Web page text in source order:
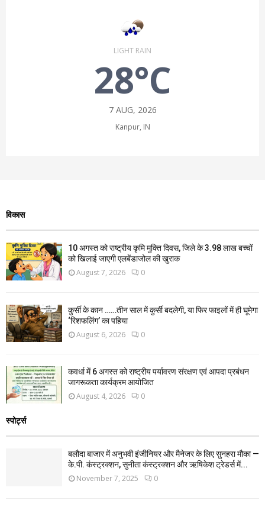
LIGHT RAIN
28°C
7 AUG, 2026
Kanpur, IN
विकास
10 अगस्त को राष्ट्रीय कृमि मुक्ति दिवस, जिले के 3.98 लाख बच्चों
को खिलाई जाएगी एलबेंडाजोल की खुराक
August 7, 2026 0
कुर्सी के कान ……तीन साल में कुर्सी बदलेगी, या फिर फाइलों में ही घूमेगा
‘रिशफलिंग’ का पहिया
August 6, 2026 0
कवर्धा में 6 अगस्त को राष्ट्रीय पर्यावरण संरक्षण एवं आपदा प्रबंधन
जागरूकता कार्यक्रम आयोजित
August 4, 2026 0
स्पोर्ट्स
बलौदा बाजार में अनुभवी इंजीनियर और मैनेजर के लिए सुनहरा मौका —
के.पी. कंस्ट्रक्शन, सुनीता कंस्ट्रक्शन और ऋषिकेश ट्रेडर्स में...
November 7, 2025 0